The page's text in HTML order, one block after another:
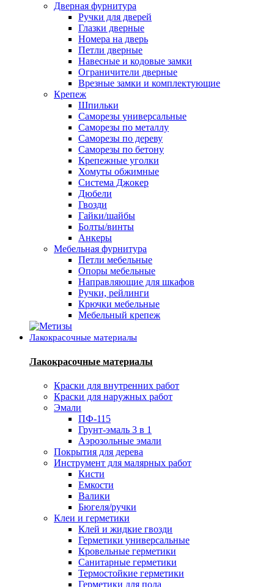
Дверная фурнитура
Ручки для дверей
Глазки дверные
Номера на дверь
Петли дверные
Навесные и кодовые замки
Ограничители дверные
Врезные замки и комплектующие
Крепеж
Шпильки
Саморезы универсальные
Саморезы по металлу
Саморезы по дереву
Саморезы по бетону
Крепежные уголки
Хомуты обжимные
Система Джокер
Дюбели
Гвозди
Гайки/шайбы
Болты/винты
Анкеры
Мебельная фурнитура
Петли мебельные
Опоры мебельные
Направляющие для шкафов
Ручки, рейлинги
Крючки мебельные
Мебельный крепеж
Лакокрасочные материалы
Лакокрасочные материалы
Краски для внутренних работ
Краски для наружных работ
Эмали
ПФ-115
Грунт-эмаль 3 в 1
Аэрозольные эмали
Покрытия для дерева
Инструмент для малярных работ
Кисти
Емкости
Валики
Бюгеля/ручки
Клеи и герметики
Клей и жидкие гвозди
Герметики универсальные
Кровельные герметики
Санитарные герметики
Термостойкие герметики
Герметики для пола